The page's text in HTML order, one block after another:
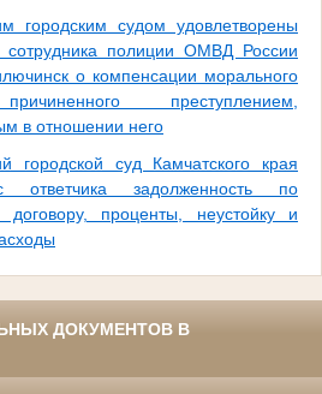
городским судом удовлетворены
сотрудника полиции ОМВД России
о компенсации морального
преступлением,
в отношении него
городской суд Камчатского края
ответчика задолженность по
договору, проценты, неустойку и
ДОКУМЕНТОВ В